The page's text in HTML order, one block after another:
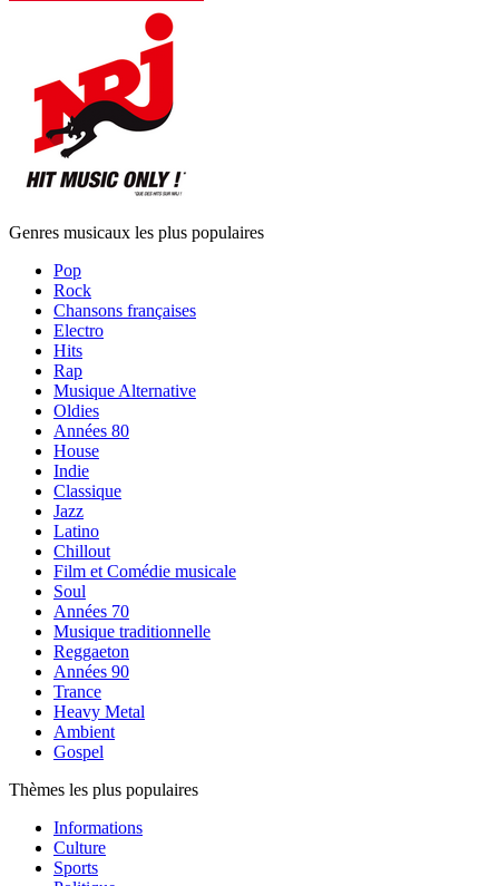
Genres musicaux les plus populaires
Pop
Rock
Chansons françaises
Electro
Hits
Rap
Musique Alternative
Oldies
Années 80
House
Indie
Classique
Jazz
Latino
Chillout
Film et Comédie musicale
Soul
Années 70
Musique traditionnelle
Reggaeton
Années 90
Trance
Heavy Metal
Ambient
Gospel
Thèmes les plus populaires
Informations
Culture
Sports